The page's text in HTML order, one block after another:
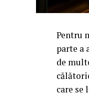
Pentru
parte a
de
care se